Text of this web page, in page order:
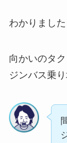
わかりました
向かいのタ
ジンバス乗